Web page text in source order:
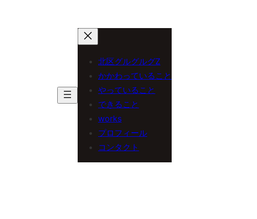
北区グルグルグZ
かかわっていること
やっていること
できること
works
プロフィール
コンタクト